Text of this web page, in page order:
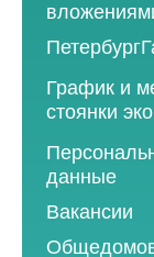
2014
2015
2016
2017
2018
2018 год
2019 год
2020 год
2021 год
2022 год
График и
стоянки
2019 год
2020 год
2021 год
2022 год
данные
Вакансии